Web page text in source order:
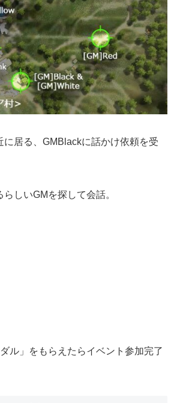
に居る、GMBlackに話かけ依頼を受
しいGMを探して会話。
ル」をもらえたらイベント参加完了